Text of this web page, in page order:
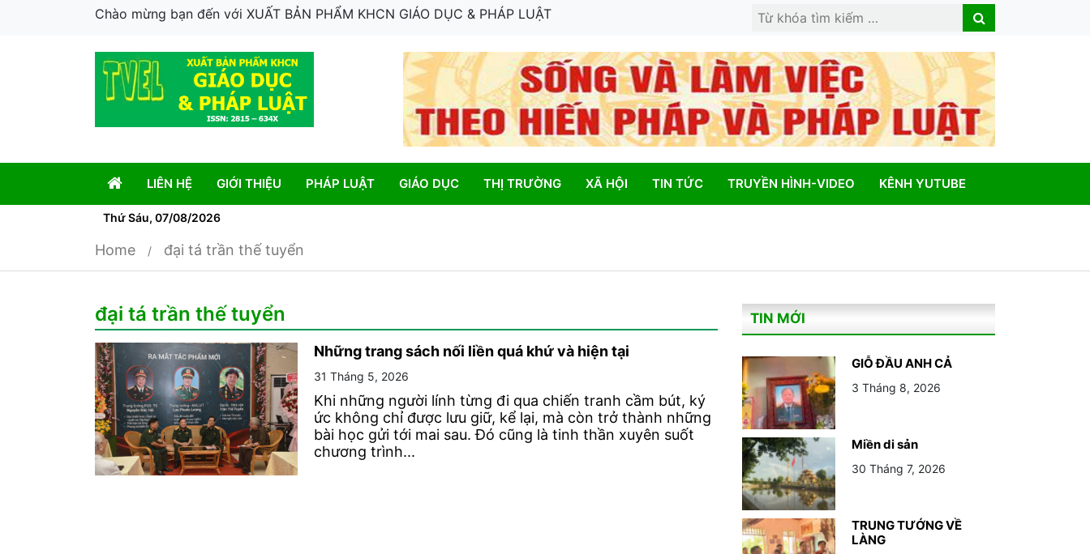
Chào mừng bạn đến với XUẤT BẢN PHẨM KHCN GIÁO DỤC & PHÁP LUẬT
Search
Search
LIÊN HỆ GIỚI THIỆU PHÁP LUẬT GIÁO DỤC THỊ TRƯỜNG XÃ HỘI TIN TỨC TRUYỀN HÌNH-VIDEO KÊNH YUTUBE
Thứ Sáu, 07/08/2026
Home đại tá trần thế tuyển
đại tá trần thế tuyển
Những trang sách nối liền quá khứ và hiện tại
31 Tháng 5, 2026
Khi những người lính từng đi qua chiến tranh cầm bút, ký
ức không chỉ được lưu giữ, kể lại, mà còn trở thành những
bài học gửi tới mai sau. Đó cũng là tinh thần xuyên suốt
chương trình...
TIN MỚI
GIỖ ĐẦU ANH CẢ
3 Tháng 8, 2026
Miền di sản
30 Tháng 7, 2026
TRUNG TƯỚNG VỀ
LÀNG